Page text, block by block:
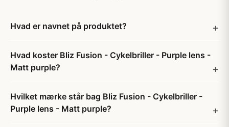
Hvad er navnet på produktet?
Hvad koster Bliz Fusion - Cykelbriller - Purple lens -
Matt purple?
Hvilket mærke står bag Bliz Fusion - Cykelbriller -
Purple lens - Matt purple?